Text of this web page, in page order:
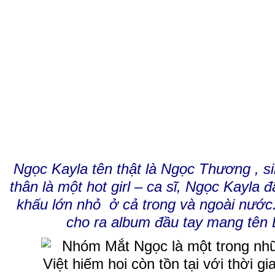
Ngọc Kayla tên thật là Ngọc Thương ,
thân là một hot girl – ca sĩ, Ngọc Kayla
khấu lớn nhỏ ở cả trong và ngoài
cho ra album đầu tay mang tên